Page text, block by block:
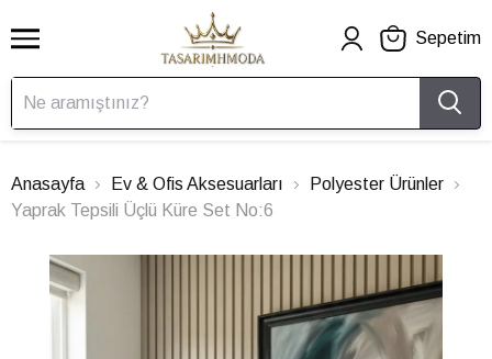
Sepetim
Anasayfa Ev & Ofis Aksesuarları
Polyester Ürünler
Yaprak Tepsili Üçlü Küre Set No:6